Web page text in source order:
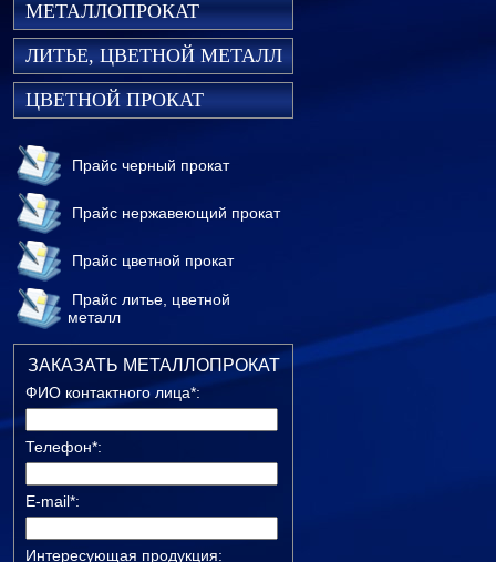
МЕТАЛЛОПРОКАТ
ЛИТЬЕ, ЦВЕТНОЙ МЕТАЛЛ
ЦВЕТНОЙ ПРОКАТ
Прайс черный прокат
Прайс нержавеющий прокат
Прайс цветной прокат
Прайс литье, цветной
металл
ЗАКАЗАТЬ МЕТАЛЛОПРОКАТ
ФИО контактного лица*:
Телефон*:
E-mail*:
Интересующая продукция: